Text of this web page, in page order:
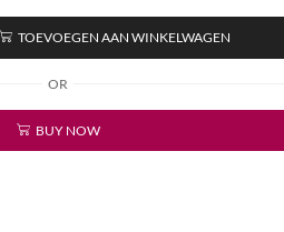
TOEVOEGEN AAN WINKELWAGEN
OR
BUY NOW